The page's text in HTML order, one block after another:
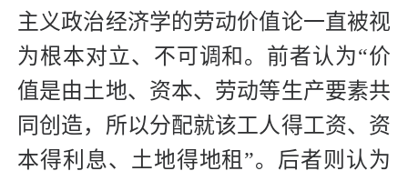
主义政治经济学的劳动价值论一直被视
为根本对立、不可调和。前者认为“价
值是由土地、资本、劳动等生产要素共
同创造，所以分配就该工人得工资、资
本得利息、土地得地租”。后者则认为